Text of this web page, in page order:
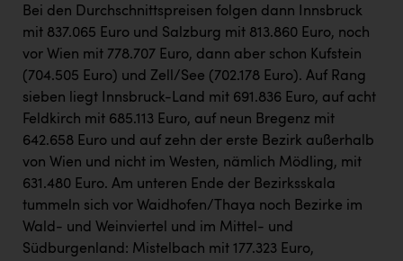
Bei den Durchschnittspreisen folgen dann Innsbruck
mit 837.065 Euro und Salzburg mit 813.860 Euro, noch
vor Wien mit 778.707 Euro, dann aber schon Kufstein
(704.505 Euro) und Zell/See (702.178 Euro). Auf Rang
sieben liegt Innsbruck-Land mit 691.836 Euro, auf acht
Feldkirch mit 685.113 Euro, auf neun Bregenz mit
642.658 Euro und auf zehn der erste Bezirk außerhalb
von Wien und nicht im Westen, nämlich Mödling, mit
631.480 Euro. Am unteren Ende der Bezirksskala
tummeln sich vor Waidhofen/Thaya noch Bezirke im
Wald- und Weinviertel und im Mittel- und
Südburgenland: Mistelbach mit 177.323 Euro,